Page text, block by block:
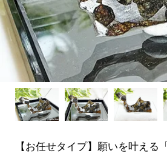
【お任せタイプ】願いを叶える